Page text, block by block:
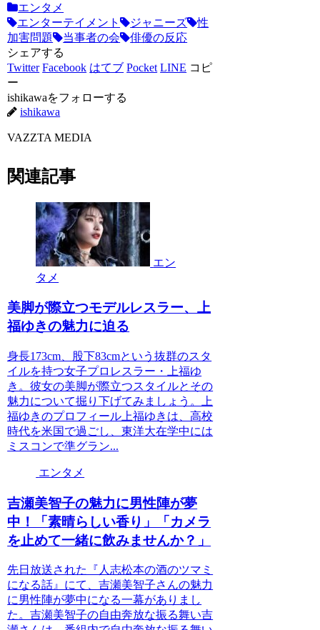
エンタメ
エンターテイメント
ジャニーズ
性
加害問題
当事者の会
俳優の反応
シェアする
Twitter Facebook はてブ Pocket LINE コピ
ー
ishikawaをフォローする
ishikawa
VAZZTA MEDIA
関連記事
エン
タメ
美脚が際立つモデルレスラー、上
福ゆきの魅力に迫る
身長173cm、股下83cmという抜群のスタ
イルを持つ女子プロレスラー・上福ゆ
き。彼女の美脚が際立つスタイルとその
魅力について掘り下げてみましょう。上
福ゆきのプロフィール上福ゆきは、高校
時代を米国で過ごし、東洋大在学中には
ミスコンで準グラン...
エンタメ
吉瀬美智子の魅力に男性陣が夢
中！「素晴らしい香り」「カメラ
を止めて一緒に飲みませんか？」
先日放送された『人志松本の酒のツマミ
になる話』にて、吉瀬美智子さんの魅力
に男性陣が夢中になる一幕がありまし
た。吉瀬美智子の自由奔放な振る舞い吉